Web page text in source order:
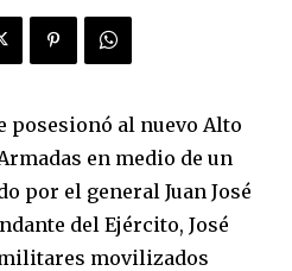
posesionó al nuevo Alto
en medio de un
por el general Juan José
del Ejército, José
movilizados